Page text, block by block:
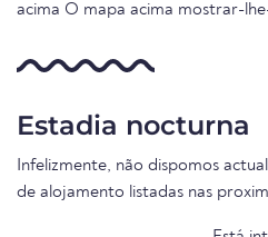
acima O mapa acima mostrar-
Estadia nocturna
Infelizmente, não dispomos
de alojamento listadas nas